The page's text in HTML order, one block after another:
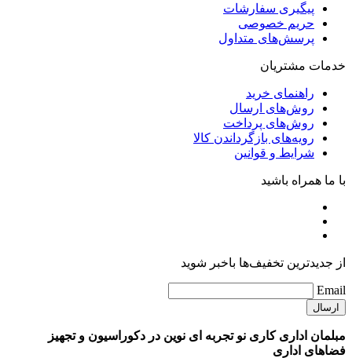
پیگیری سفارشات
حریم خصوصی
پرسش‌های متداول
خدمات مشتریان
راهنمای خرید
روش‌های ارسال
روش‌های پرداخت
رویه‌های بازگرداندن کالا
شرایط و قوانین
با ما همراه باشید
از جدیدترین تخفیف‌ها باخبر شوید
Email
مبلمان اداری کاری نو تجربه ای نوین در دکوراسیون و تجهیز
فضاهای اداری